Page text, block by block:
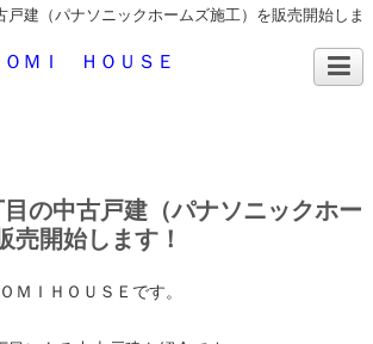
戸建（パナソニックホームズ施工）を販売開始しま
の中古戸建（パナソニックホー
売開始します！
ＭＩＨＯＵＳＥです。